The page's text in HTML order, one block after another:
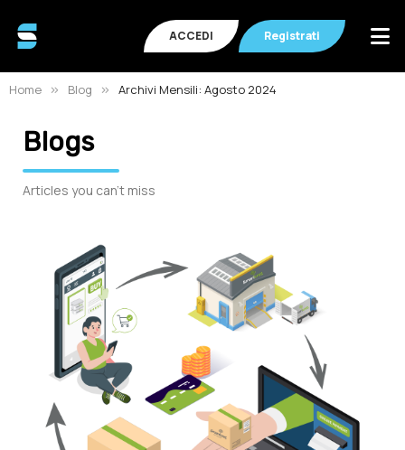
ACCEDI Registrati
Home Blog Archivi Mensili: Agosto 2024
Blogs
Articles you can't miss